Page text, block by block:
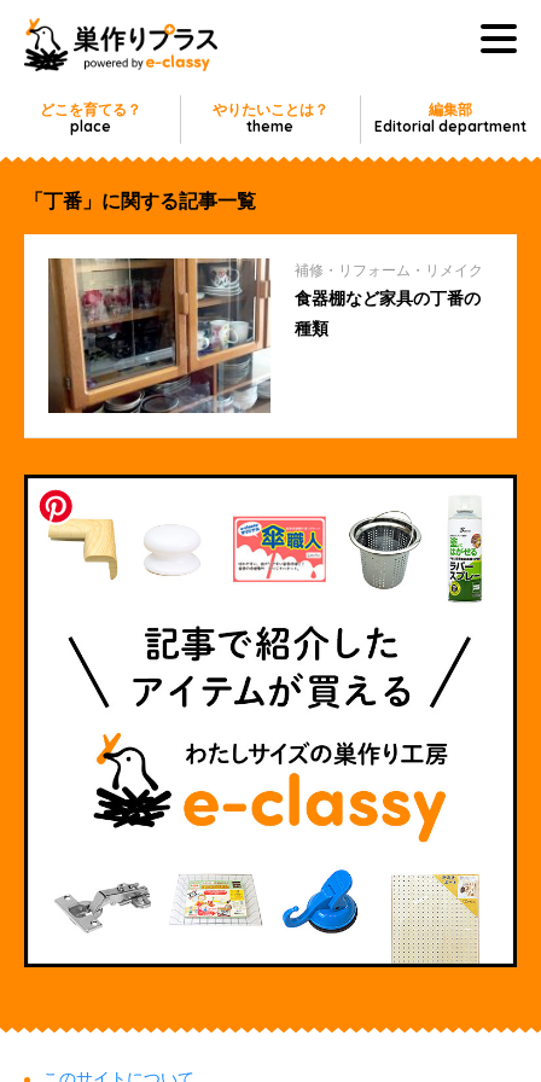
どこを育てる？
place
やりたいことは？
theme
編集部
Editorial department
「丁番」に関する記事一覧
補修・リフォーム・リメイク
食器棚など家具の丁番の
種類